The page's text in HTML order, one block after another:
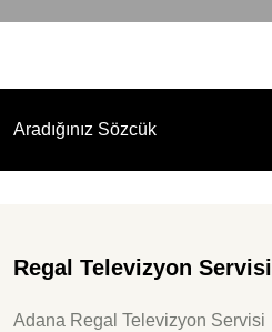
Regal Televizyon Servisi
Adana Regal Televizyon Servisi